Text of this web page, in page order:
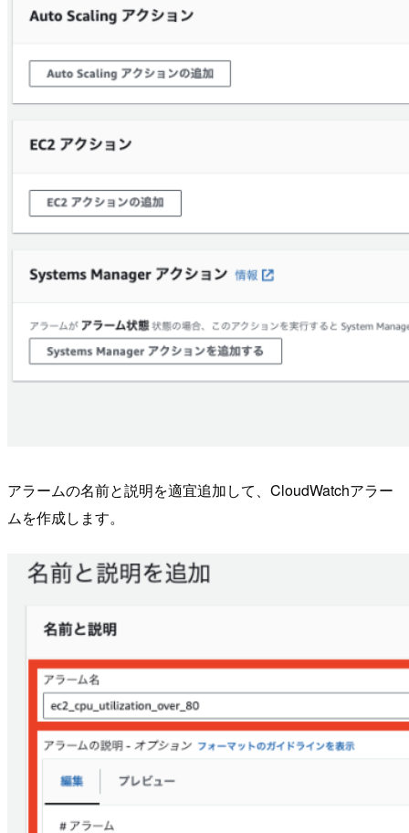
アラームの名前と説明を適宜追加して、CloudWatchアラー
ムを作成します。